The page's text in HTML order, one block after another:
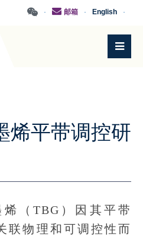
·
English
·
邮箱
·
烯平带调控研
（TBG）因其平带
联物理和可调控性而